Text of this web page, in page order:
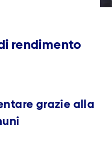
rendimento
grazie alla